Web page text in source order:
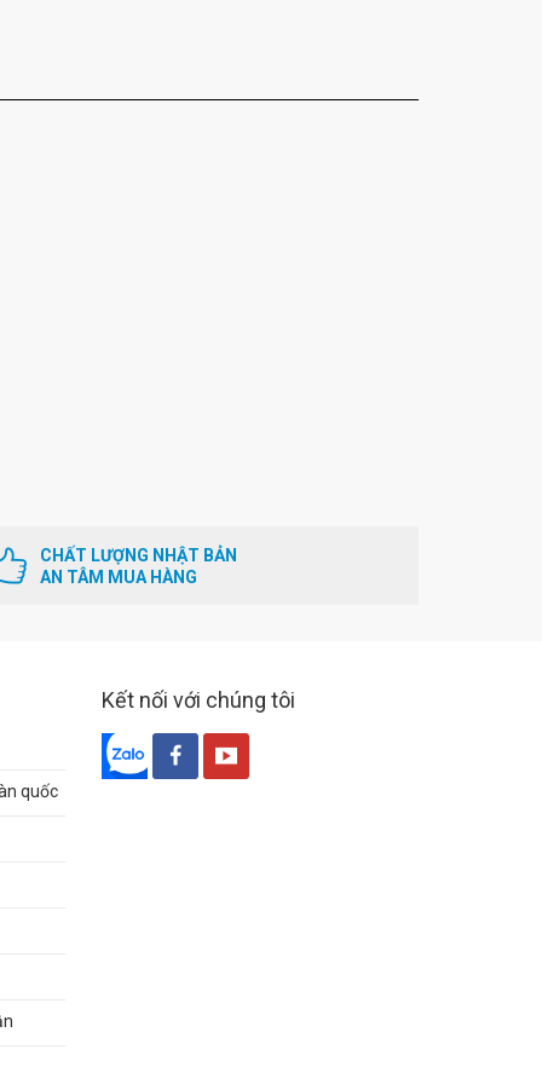
CHẤT LƯỢNG NHẬT BẢN
AN TÂM MUA HÀNG
quốc
Kết nối với chúng tôi